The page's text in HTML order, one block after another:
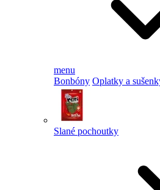
menu
Bonbóny Oplatky a
Slané pochoutky